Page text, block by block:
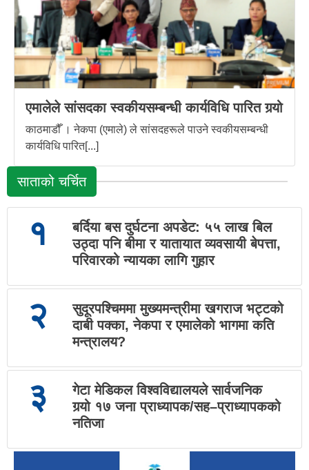
एमालेले सांसदका स्वकीयसम्बन्धी कार्यविधि पारित गर्‍यो
काठमाडौँ । नेकपा (एमाले) ले सांसदहरूले पाउने स्वकीयसम्बन्धी
कार्यविधि पारित[...]
साताको चर्चित
१
बर्दिया बस दुर्घटना अपडेट: ५५ लाख बिल
उठ्दा पनि बीमा र यातायात व्यवसायी बेपत्ता,
परिवारको न्यायका लागि गुहार
२
सुदूरपश्चिममा मुख्यमन्त्रीमा खगराज भट्टको
दाबी पक्का, नेकपा र एमालेको भागमा कति
मन्त्रालय?
३
गेटा मेडिकल विश्वविद्यालयले सार्वजनिक
गर्‍यो १७ जना प्राध्यापक/सह–प्राध्यापकको
नतिजा